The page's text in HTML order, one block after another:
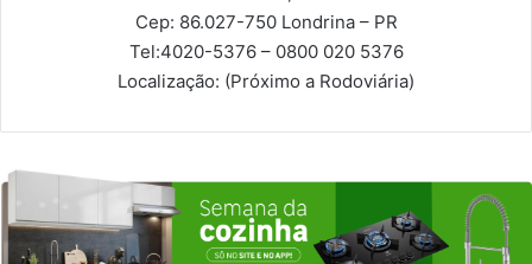
Cep: 86.027-750 Londrina – PR
Tel:4020-5376 – 0800 020 5376
Localização: (Próximo a Rodoviária)